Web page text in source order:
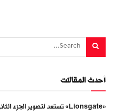
أحدث المقالات
«Lionsgate» تستعد لتصوير الجزء الثاني من «Michael» نهاية 2026